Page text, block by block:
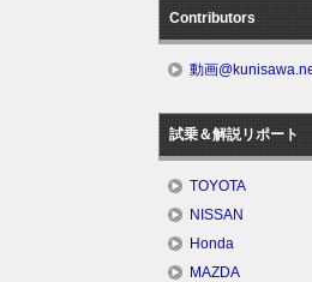
Contributors
動画
試乗＆解説リポート
TOYOTA
NISSAN
Honda
MAZDA